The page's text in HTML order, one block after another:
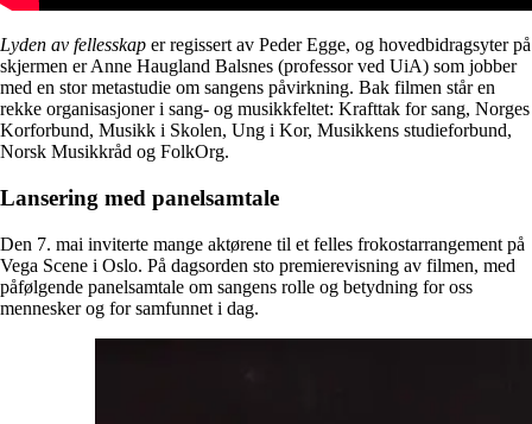
Lyden av fellesskap er regissert av Peder Egge, og hovedbidragsyter på
skjermen er Anne Haugland Balsnes (professor ved UiA) som jobber
med en stor metastudie om sangens påvirkning. Bak filmen står en
rekke organisasjoner i sang- og musikkfeltet: Krafttak for sang, Norges
Korforbund, Musikk i Skolen, Ung i Kor, Musikkens studieforbund,
Norsk Musikkråd og FolkOrg.
Lansering med panelsamtale
Den 7. mai inviterte mange aktørene til et felles frokostarrangement på
Vega Scene i Oslo. På dagsorden sto premierevisning av filmen, med
påfølgende panelsamtale om sangens rolle og betydning for oss
mennesker og for samfunnet i dag.